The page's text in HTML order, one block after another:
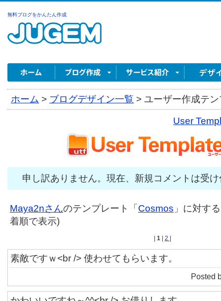
無料ブログをかんたん作成
ホーム > ブログデザイン一覧 > ユーザー作成テ
User
申し訳ありません。現在、新規コメントは受
Maya2nさんのテンプレート「 Cosmos 」に対す
着順で表示)
1 2
素敵ですｗ<br /> 使わせてもらいます。
Posted